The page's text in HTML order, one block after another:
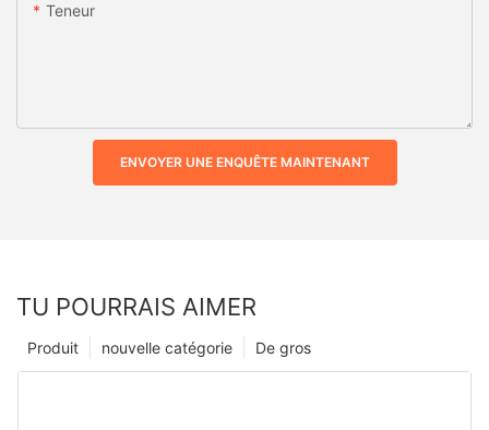
Teneur
ENVOYER UNE ENQUÊTE MAINTENANT
TU POURRAIS AIMER
De gros
nouvelle catégorie
Produit